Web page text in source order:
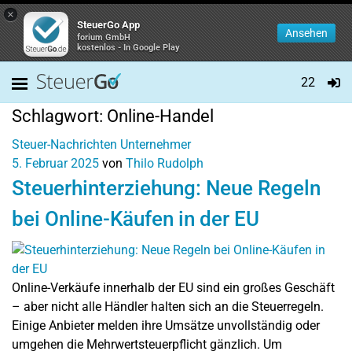
×
SteuerGo App
forium GmbH
kostenlos - In Google Play
Ansehen
22
Schlagwort: Online-Handel
Steuer-Nachrichten Unternehmer
5. Februar 2025 von Thilo Rudolph
Steuerhinterziehung: Neue Regeln
bei Online-Käufen in der EU
Online-Verkäufe innerhalb der EU sind ein großes Geschäft
– aber nicht alle Händler halten sich an die Steuerregeln.
Einige Anbieter melden ihre Umsätze unvollständig oder
umgehen die Mehrwertsteuerpflicht gänzlich. Um